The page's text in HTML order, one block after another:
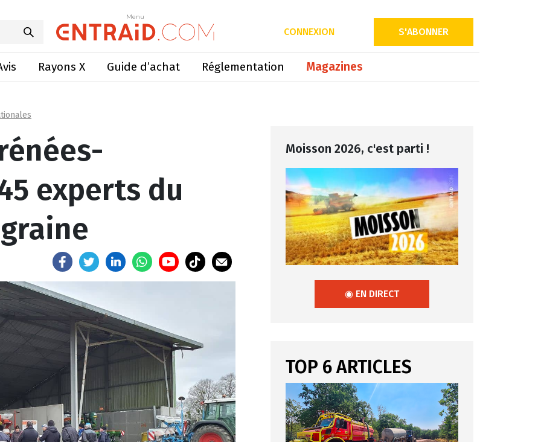
Menu
CONNEXION S'ABONNER
Rayons X Guide d’achat Réglementation Magazines
Menu
45 experts du semoir monograine
experts du
Moisson 2026, c'est parti !
◉ EN DIRECT
TOP 6 ARTICLES